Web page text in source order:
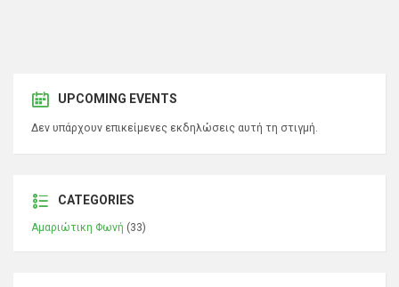
UPCOMING EVENTS
Δεν υπάρχουν επικείμενες εκδηλώσεις αυτή τη στιγμή.
CATEGORIES
Αμαριώτικη Φωνή (33)